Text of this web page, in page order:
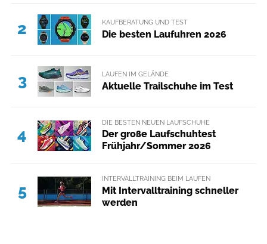
2 KAUFBERATUNG UND TEST
Die besten Laufuhren 2026
3 LAUFEN IM GELÄNDE
Aktuelle Trailschuhe im Test
4
DIE BESTEN NEUEN LAUFSCHUHE
Der große Laufschuhtest
Frühjahr/Sommer 2026
5
INTERVALLTRAINING BEIM LAUFEN
Mit Intervalltraining schneller
werden